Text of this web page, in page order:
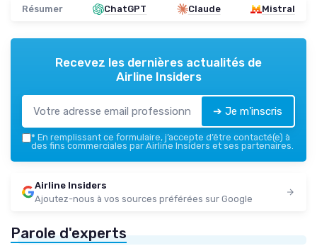
Résumer ChatGPT Claude Mistral
Recevez les dernières actualités de
Airline Insiders
➔ Je m'inscris
* En remplissant ce formulaire, j’accepte d’être contacté(e) à
des fins commerciales par Airline Insiders et ses partenaires.
Airline Insiders
Ajoutez-nous à vos sources préférées sur Google
Parole d'experts